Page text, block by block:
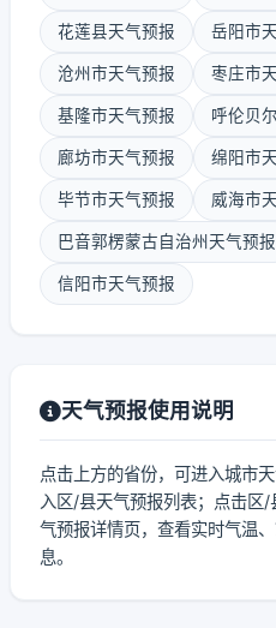
花莲县天气预报 岳阳市
沧州市天气预报 枣庄市
基隆市天气预报 呼伦贝
廊坊市天气预报 绵阳市
毕节市天气预报 威海市
巴音郭楞蒙古自治州天气预报
信阳市天气预报
天气预报使用说明
点击上方的省份，可进入城市
入区/县天气预报列表；点击区
气预报详情页，查看实时气温
息。